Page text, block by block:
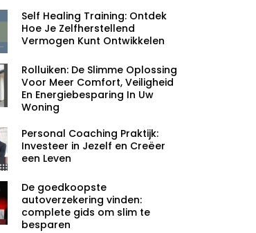
Self Healing Training: Ontdek
Hoe Je Zelfherstellend
Vermogen Kunt Ontwikkelen
Rolluiken: De Slimme Oplossing
Voor Meer Comfort, Veiligheid
En Energiebesparing In Uw
Woning
Personal Coaching Praktijk:
Investeer in Jezelf en Creëer
een Leven
De goedkoopste
autoverzekering vinden:
complete gids om slim te
besparen